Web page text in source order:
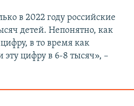
в 2022 году российские
детей. Непонятно, как
в то время как
цифру в 6-8 тысяч», –